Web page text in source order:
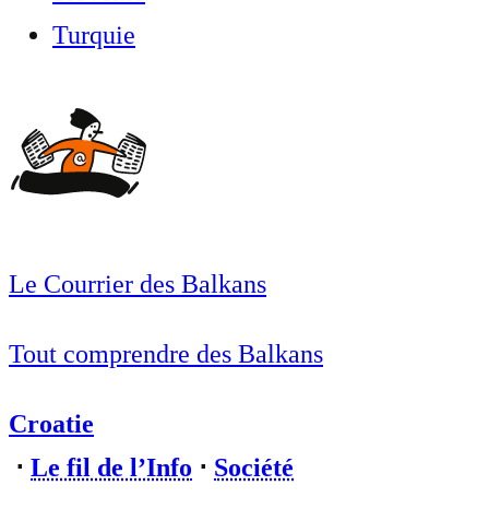
Turquie
Le Courrier des Balkans
Tout comprendre des Balkans
Croatie
⋅ Le fil de l’Info ⋅ Société